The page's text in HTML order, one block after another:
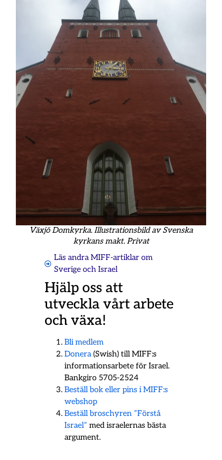
Växjö Domkyrka. Illustrationsbild av Svenska
kyrkans makt. Privat
Läs andra MIFF-artiklar om
Sverige och Israel
Hjälp oss att
utveckla vårt arbete
och växa!
Bli medlem
Donera(Swish) till MIFF:s
informationsarbete för Israel.
Bankgiro 5705-2524
Beställ bok eller pins i MIFF:s
webshop
Beställ broschyren ”Förstå
Israel” med israelernas bästa
argument.